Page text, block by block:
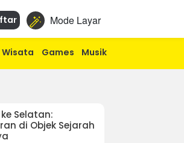
Mode Layar
Wisata Games Musik
Selatan:
di Objek Sejarah